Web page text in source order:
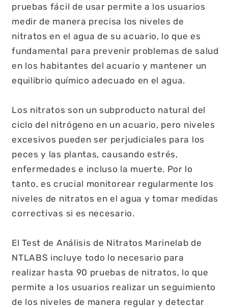
pruebas fácil de usar permite a los usuarios
medir de manera precisa los niveles de
nitratos en el agua de su acuario, lo que es
fundamental para prevenir problemas de salud
en los habitantes del acuario y mantener un
equilibrio químico adecuado en el agua.
Los nitratos son un subproducto natural del
ciclo del nitrógeno en un acuario, pero niveles
excesivos pueden ser perjudiciales para los
peces y las plantas, causando estrés,
enfermedades e incluso la muerte. Por lo
tanto, es crucial monitorear regularmente los
niveles de nitratos en el agua y tomar medidas
correctivas si es necesario.
El Test de Análisis de Nitratos Marinelab de
NTLABS incluye todo lo necesario para
realizar hasta 90 pruebas de nitratos, lo que
permite a los usuarios realizar un seguimiento
de los niveles de manera regular y detectar